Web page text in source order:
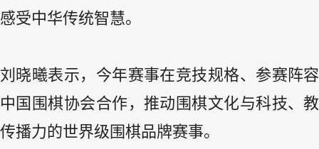
感受中华传统智慧。
刘晓曦表示，今年赛事在竞技规格、参赛阵
中国围棋协会合作，推动围棋文化与科技、
传播力的世界级围棋品牌赛事。